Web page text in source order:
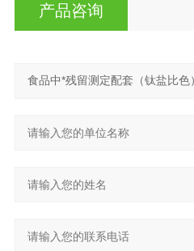
产品咨询